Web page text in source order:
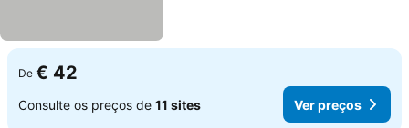
De € 42
Consulte os preços de 11 sites Ver preços